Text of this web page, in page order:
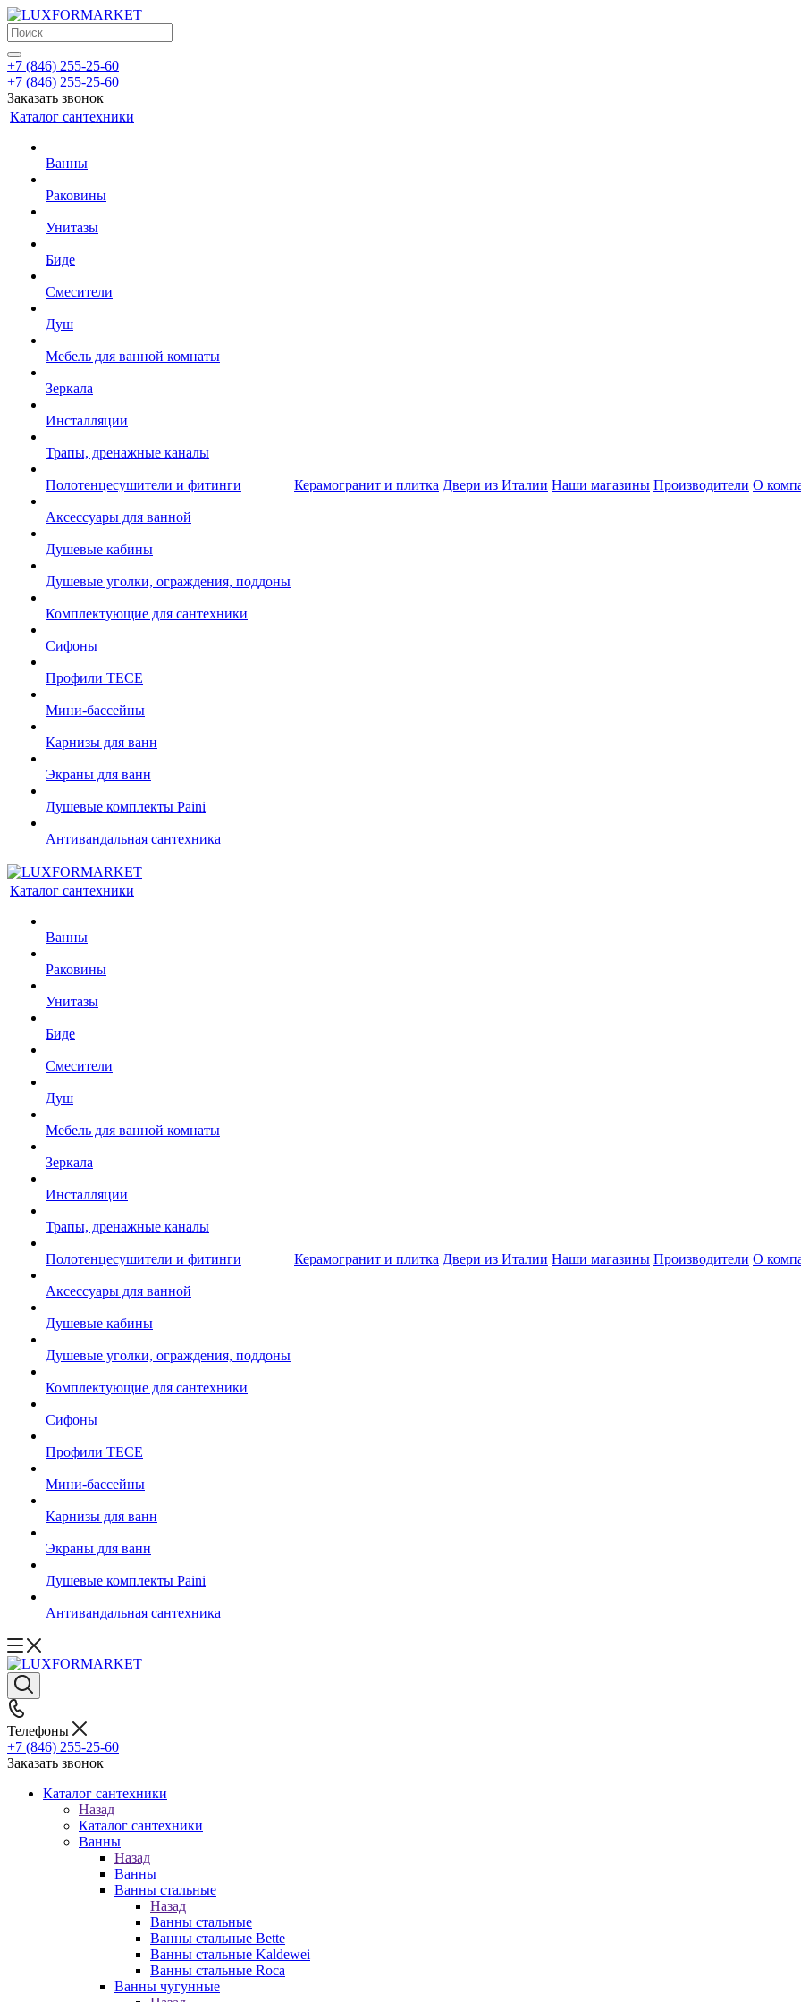
+7 (846) 255-25-60
+7 (846) 255-25-60
Заказать звонок
Каталог сантехники
Ванны
Раковины
Унитазы
Биде
Смесители
Душ
Мебель для ванной комнаты
Зеркала
Инсталляции
Трапы, дренажные каналы
Полотенцесушители и фитинги
Аксессуары для ванной
Душевые кабины
Душевые уголки, ограждения, поддоны
Комплектующие для сантехники
Сифоны
Профили TECE
Мини-бассейны
Карнизы для ванн
Экраны для ванн
Душевые комплекты Paini
Антивандальная сантехника
Керамогранит и плитка Двери из Италии Наши магазины Производители О
Каталог сантехники
Ванны
Раковины
Унитазы
Биде
Смесители
Душ
Мебель для ванной комнаты
Зеркала
Инсталляции
Трапы, дренажные каналы
Полотенцесушители и фитинги
Аксессуары для ванной
Душевые кабины
Душевые уголки, ограждения, поддоны
Комплектующие для сантехники
Сифоны
Профили TECE
Мини-бассейны
Карнизы для ванн
Экраны для ванн
Душевые комплекты Paini
Антивандальная сантехника
Керамогранит и плитка Двери из Италии Наши магазины Производители О
Телефоны
+7 (846) 255-25-60
Заказать звонок
Каталог сантехники
Назад
Каталог сантехники
Ванны
Назад
Ванны
Ванны стальные
Назад
Ванны стальные
Ванны стальные Bette
Ванны стальные Kaldewei
Ванны стальные Roca
Ванны чугунные